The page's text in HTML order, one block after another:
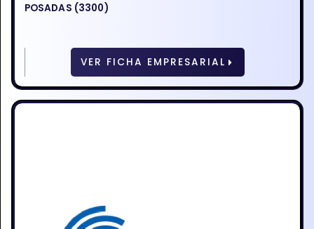
POSADAS (3300)
VER FICHA EMPRESARIAL